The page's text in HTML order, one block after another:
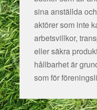
sina anställda
aktörer som inte
arbetsvillkor,
eller säkra
hållbarhet är
som för